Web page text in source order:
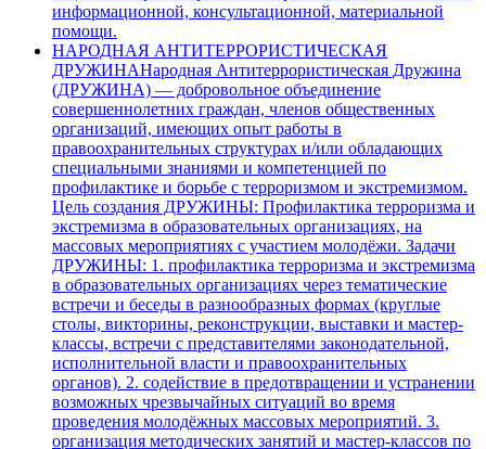
информационной, консультационной, материальной
помощи.
НАРОДНАЯ АНТИТЕРРОРИСТИЧЕСКАЯ
ДРУЖИНАНародная Антитеррористическая Дружина
(ДРУЖИНА) — добровольное объединение
совершеннолетних граждан, членов общественных
организаций, имеющих опыт работы в
правоохранительных структурах и/или обладающих
специальными знаниями и компетенцией по
профилактике и борьбе с терроризмом и экстремизмом.
Цель создания ДРУЖИНЫ: Профилактика терроризма и
экстремизма в образовательных организациях, на
массовых мероприятиях с участием молодёжи. Задачи
ДРУЖИНЫ: 1. профилактика терроризма и экстремизма
в образовательных организациях через тематические
встречи и беседы в разнообразных формах (круглые
столы, викторины, реконструкции, выставки и мастер-
классы, встречи с представителями законодательной,
исполнительной власти и правоохранительных
органов). 2. содействие в предотвращении и устранении
возможных чрезвычайных ситуаций во время
проведения молодёжных массовых мероприятий. 3.
организация методических занятий и мастер-классов по